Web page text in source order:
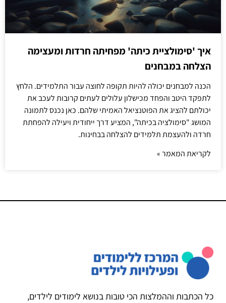
איך 'סימולציית כיתה' מפחיתה חרדות ומעצימה
הצלחה במבחנים
הכנה למבחנים יכולה להיות תקופה לחוצה עבור התלמידים. הלחץ
לתפקד היטב והפחד מכישלון עלולים לעתים קרובות לעכב את
יכולתם להציג את הפוטנציאל האמיתי שלהם. כאן נכנס לתמונה
המושג "סימולציה בכיתה", המציע דרך ייחודית ויעילה להפחתת
חרדה ולהעצמת תלמידים להצלחה בבחינות.
לקריאת המאמר »
כל הכתבות וההמלצות הכי טובות בנושא לימודים לילדים,